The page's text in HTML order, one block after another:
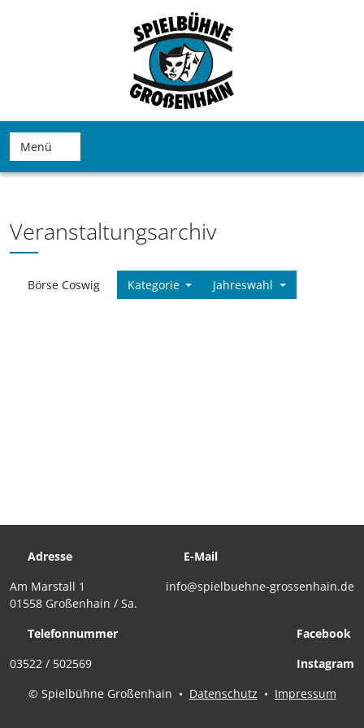
Menü
Veranstaltungsarchiv
Börse Coswig Kategorie Jahreswahl
Adresse
Am Marstall 1
01558 Großenhain / Sa.
E-Mail
info@spielbuehne-grossenhain.de
Telefonnummer
03522 / 502569
Facebook
Instagram
© Spielbühne Großenhain • Datenschutz • Impressum